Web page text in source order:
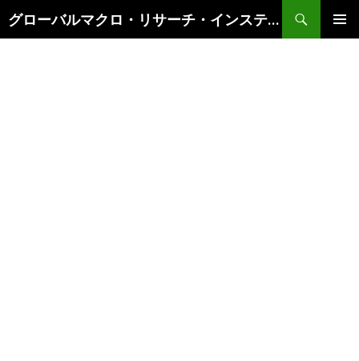
グローバルマクロ・リサーチ・インスティテュート
索